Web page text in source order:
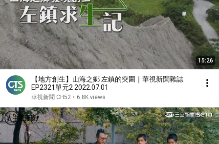
15:26
【地方創生】山海之鄉 左鎮的突圍｜華視新聞雜誌
EP2321單元2 2022.07.01
華視新聞 CH52 • 6.8K views